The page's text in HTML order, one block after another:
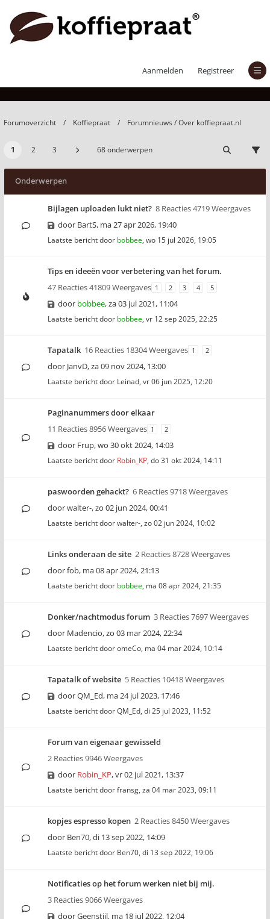
Aanmelden Registreer
Forumnieuws / Over koffiepraat.nl
Forumoverzicht Koffiepraat Forumnieuws / Over koffiepraat.nl
1 2 3 68 onderwerpen
Onderwerpen
Bijlagen uploaden lukt niet? 8 Reacties 4719 Weergaves
door BartS, ma 27 apr 2026, 19:40
Laatste bericht door bobbee, wo 15 jul 2026, 19:05
Tips en ideeën voor verbetering van het forum.
47 Reacties 41809 Weergaves 1 2 3 4 5
door bobbee,za 03 jul 2021, 11:04
Laatste bericht door bobbee, vr 12 sep 2025, 22:25
Tapatalk 16 Reacties 18304 Weergaves 1 2
door JanvD,za 09 nov 2024, 13:00
Laatste bericht door Leinad, vr 06 jun 2025, 12:20
Paginanummers door elkaar
11 Reacties 8956 Weergaves 1 2
door Frup,wo 30 okt 2024, 14:03
Laatste bericht door Robin_KP, do 31 okt 2024, 14:11
paswoorden gehackt? 6 Reacties 9718 Weergaves
doorwalter-,zo 02 jun 2024, 00:41
Laatste bericht doorwalter-, zo 02 jun 2024, 10:02
Links onderaan de site 2 Reacties 8728 Weergaves
doorfob, ma 08 apr 2024, 21:13
Laatste bericht door bobbee, ma 08 apr 2024, 21:35
Donker/nachtmodus forum 3 Reacties 7697 Weergaves
door Madencio,zo 03 mar 2024, 22:34
Laatste bericht dooromeCo, ma 04 mar 2024, 10:14
Tapatalk of website 5 Reacties 10418 Weergaves
doorQM_Ed, ma 24 jul 2023, 17:46
Laatste bericht doorQM_Ed, di 25 jul 2023, 11:52
Forum van eigenaar gewisseld
2 Reacties 9946 Weergaves
door Robin_KP,vr 02 jul 2021, 13:37
Laatste bericht doorfransg, za 04 mar 2023, 09:11
kopjes espresso kopen 2 Reacties 8450 Weergaves
door Ben70,di 13 sep 2022, 14:09
Laatste bericht door Ben70, di 13 sep 2022, 19:06
Notificaties op het forum werken niet bij mij.
3 Reacties 9066 Weergaves
doorGeenstijl, ma 18 jul 2022, 12:04